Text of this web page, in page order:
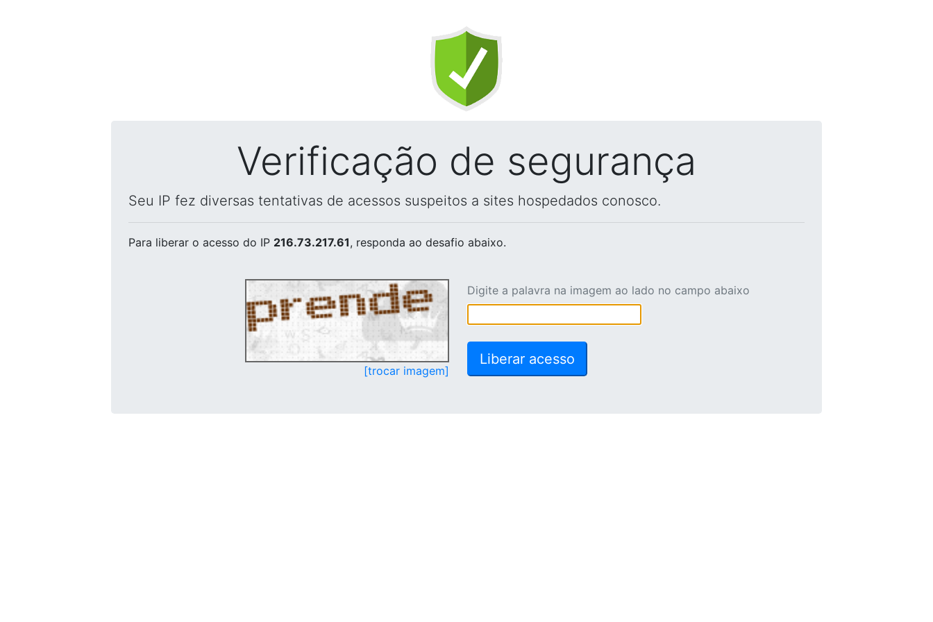
Verificação de segurança
Seu IP fez diversas tentativas de acessos suspeitos a sites hospedados conosco.
Para liberar o acesso do IP 216.73.217.61, responda ao desafio abaixo.
[trocar imagem]
Digite a palavra na imagem ao lado no campo abaixo